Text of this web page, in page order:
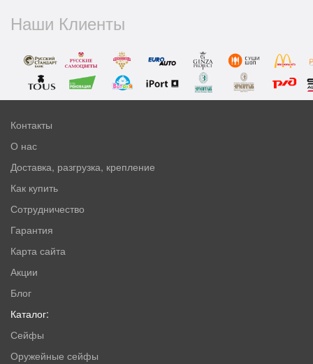
Наши Клиенты
Контакты
О нас
Доставка, разгрузка, крепление
Как купить
Сотрудничество
Гарантия
Карта сайта
Акции
Блог
Каталог:
Сейфы
Оружейные сейфы